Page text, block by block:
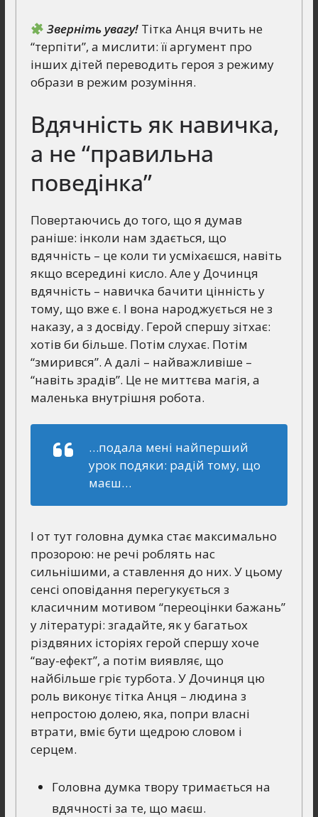
Зверніть увагу! Тітка Анця вчить не
“терпіти”, а мислити: її аргумент про
інших дітей переводить героя з режиму
образи в режим розуміння.
Вдячність як навичка,
а не “правильна
поведінка”
Повертаючись до того, що я думав
раніше: інколи нам здається, що
вдячність – це коли ти усміхаєшся, навіть
якщо всередині кисло. Але у Дочинця
вдячність – навичка бачити цінність у
тому, що вже є. І вона народжується не з
наказу, а з досвіду. Герой спершу зітхає:
хотів би більше. Потім слухає. Потім
“змирився”. А далі – найважливіше –
“навіть зрадів”. Це не миттєва магія, а
маленька внутрішня робота.
…подала мені найперший
урок подяки: радій тому, що
маєш…
І от тут головна думка стає максимально
прозорою: не речі роблять нас
сильнішими, а ставлення до них. У цьому
сенсі оповідання перегукується з
класичним мотивом “переоцінки бажань”
у літературі: згадайте, як у багатьох
різдвяних історіях герой спершу хоче
“вау-ефект”, а потім виявляє, що
найбільше гріє турбота. У Дочинця цю
роль виконує тітка Анця – людина з
непростою долею, яка, попри власні
втрати, вміє бути щедрою словом і
серцем.
Головна думка твору тримається на
вдячності за те, що маєш.